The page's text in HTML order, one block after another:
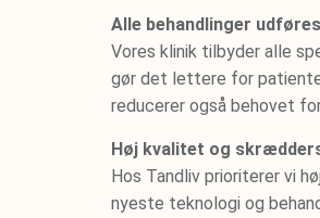
Alle behandlinger
Vores klinik tilbyder alle
gør det lettere for
reducerer også behovet
Høj kvalitet og
Hos Tandliv prioriterer vi
nyeste teknologi og